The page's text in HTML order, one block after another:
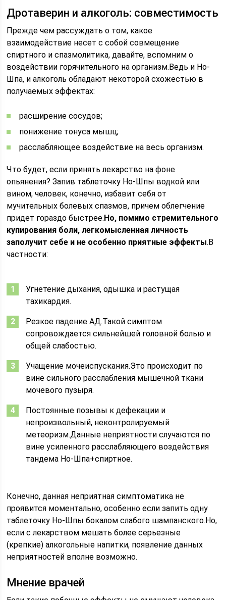
Дротаверин и алкоголь: совместимость
Прежде чем рассуждать о том, какое
взаимодействие несет с собой совмещение
спиртного и спазмолитика, давайте, вспомним о
воздействии горячительного на организм.Ведь и Но-
Шпа, и алкоголь обладают некоторой схожестью в
получаемых эффектах:
расширение сосудов;
понижение тонуса мышц;
расслабляющее воздействие на весь организм.
Что будет, если принять лекарство на фоне
опьянения? Запив таблеточку Но-Шпы водкой или
вином, человек, конечно, избавит себя от
мучительных болевых спазмов, причем облегчение
придет гораздо быстрее.Но, помимо стремительного
купирования боли, легкомысленная личность
заполучит себе и не особенно приятные эффекты.В
частности:
Угнетение дыхания, одышка и растущая
тахикардия.
Резкое падение АД.Такой симптом
сопровождается сильнейшей головной болью и
общей слабостью.
Учащение мочеиспускания.Это происходит по
вине сильного расслабления мышечной ткани
мочевого пузыря.
Постоянные позывы к дефекации и
непроизвольный, неконтролируемый
метеоризм.Данные неприятности случаются по
вине усиленного расслабляющего воздействия
тандема Но-Шпа+спиртное.
Конечно, данная неприятная симптоматика не
проявится моментально, особенно если запить одну
таблеточку Но-Шпы бокалом слабого шампанского.Но,
если с лекарством мешать более серьезные
(крепкие) алкогольные напитки, появление данных
неприятностей вполне возможно.
Мнение врачей